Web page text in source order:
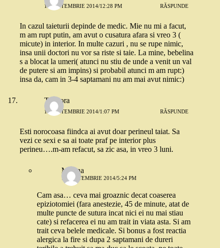
10 SEPTEMBRIE 2014/12:28 PM RĂSPUNDE
In cazul taieturii depinde de medic. Mie nu mi a facut,
m am rupt putin, am avut o cusatura afara si vreo 3 (
micute) in interior. In multe cazuri , nu se rupe nimic,
insa unii doctori nu vor sa riste si taie. La mine, bebelina
s a blocat la umeri( atunci nu stiu de unde a venit un val
de putere si am impins) si probabil atunci m am rupt:)
insa da, cam in 3-4 saptamani nu am mai avut nimic:)
Teodora
10 SEPTEMBRIE 2014/1:07 PM RĂSPUNDE
Esti norocoasa fiindca ai avut doar perineul taiat. Sa
vezi ce sexi e sa ai toate praf pe interior plus
perineu….m-am refacut, sa zic asa, in vreo 3 luni.
Miruna
10 SEPTEMBRIE 2014/5:24 PM
Cam asa… ceva mai groaznic decat coaserea
epiziotomiei (fara anestezie, 45 de minute, atat de
multe puncte de sutura incat nici ei nu mai stiau
cate) si refacerea ei nu am trait in viata asta. Si am
trait ceva belele medicale. Si bonus a fost reactia
alergica la fire si dupa 2 saptamani de dureri